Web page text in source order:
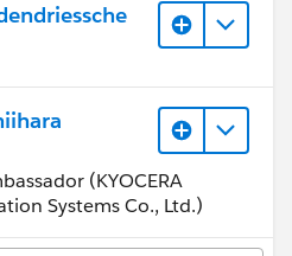
(KYOCERA
Systems Co., Ltd.)